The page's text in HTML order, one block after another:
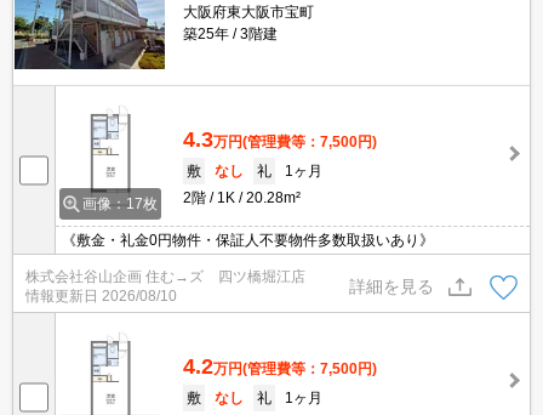
大阪府東大阪市宝町
築25年
3階建
画像：17枚
4.3万円(管理費等：7,500円)
敷
なし 礼
1ヶ月
2階
1K 20.28m²
《敷金・礼金0円物件・保証人不要物件多数取扱いあり》
株式会社谷山企画 住む→ズ 四ツ橋堀江店
情報更新日 2026/08/10
詳細を見る
4.2万円(管理費等：7,500円)
敷
なし 礼
1ヶ月